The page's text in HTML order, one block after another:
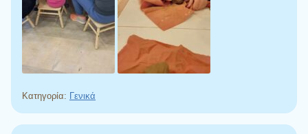
Κατηγορία: Γενικά